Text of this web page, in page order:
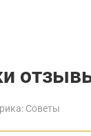
Советы